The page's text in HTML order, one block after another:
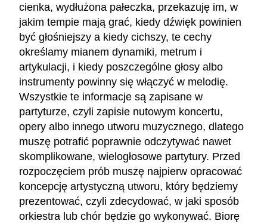
cienka, wydłużona pałeczka, przekazuję im, w
jakim tempie mają grać, kiedy dźwięk powinien
być głośniejszy a kiedy cichszy, te cechy
określamy mianem dynamiki, metrum i
artykulacji, i kiedy poszczególne głosy albo
instrumenty powinny się włączyć w melodię.
Wszystkie te informacje są zapisane w
partyturze, czyli zapisie nutowym koncertu,
opery albo innego utworu muzycznego, dlatego
muszę potrafić poprawnie odczytywać nawet
skomplikowane, wielogłosowe partytury. Przed
rozpoczęciem prób muszę najpierw opracować
koncepcję artystyczną utworu, który będziemy
prezentować, czyli zdecydować, w jaki sposób
orkiestra lub chór będzie go wykonywać. Biorę